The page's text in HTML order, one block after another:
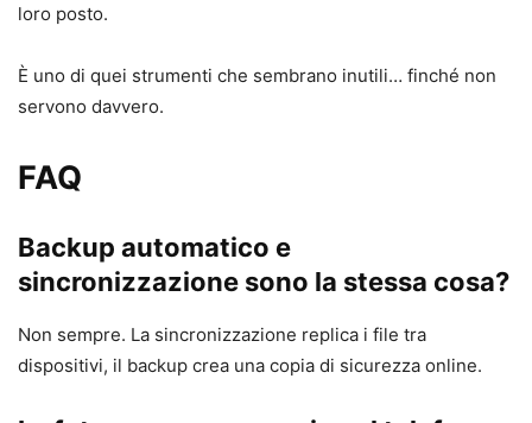
loro posto.
È uno di quei strumenti che sembrano inutili… finché non
servono davvero.
FAQ
Backup automatico e
sincronizzazione sono la stessa cosa?
Non sempre. La sincronizzazione replica i file tra
dispositivi, il backup crea una copia di sicurezza online.